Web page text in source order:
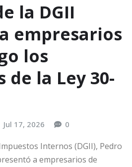
la DGII
empresarios
los
de la Ley 30-
Jul 17, 2026 0
Internos (DGII), Pedro
a empresarios de